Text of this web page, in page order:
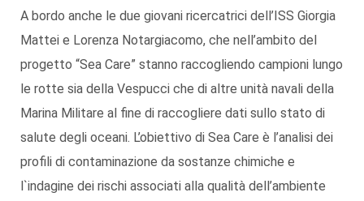
A bordo anche le due giovani ricercatrici dell’ISS Giorgia
Mattei e Lorenza Notargiacomo, che nell’ambito del
progetto “Sea Care” stanno raccogliendo campioni lungo
le rotte sia della Vespucci che di altre unità navali della
Marina Militare al fine di raccogliere dati sullo stato di
salute degli oceani. L’obiettivo di Sea Care è l’analisi dei
profili di contaminazione da sostanze chimiche e
l`indagine dei rischi associati alla qualità dell’ambiente